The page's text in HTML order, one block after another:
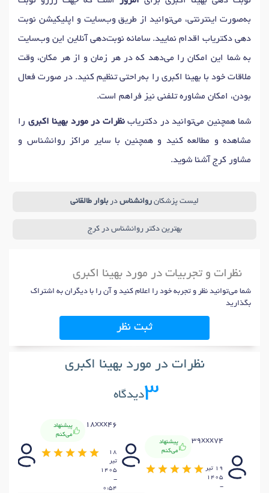
به‌صورت اینترنتی، می‌توانید از طریق وب‌سایت و اپلیکیشن نوبت
دهی دکتریاب اقدام نمایید. سامانه نوبت‌دهی آنلاین این وب‌سایت
به شما این امکان را می‌دهد که در هر زمان و از هر مکان، وقت
ملاقات خود با بهینا اکبری را به‌راحتی تنظیم کنید. در صورت فعال
بودن، امکان مشاوره تلفنی نیز فراهم است.
شما همچنین می‌توانید در دکتریابنظرات در مورد بهینا اکبری را
مشاهده و مطالعه کنید و همچنین با سایر مراکز روانشناس و
مشاور کرج آشنا شوید.
لیست پزشکان روانشناس در بلوار طالقانی
بهترین دکتر روانشناس در کرج
نظرات و تجربیات در مورد بهینا اکبری
شما می‌توانید نظر و تجربه خود را اعلام کنید و آن را با دیگران به اشتراک
بگذارید
ثبت نظر
نظرات در مورد بهینا اکبری
3دیدگاه
39xxx74
پیشنهاد
می‌کنم
19 تير
1405
-
18xxx46
پیشنهاد
می‌کنم
18
تير
1405
-
0:54